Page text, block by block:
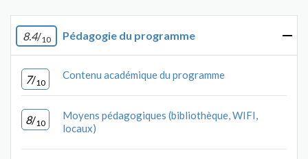
8.4/10 Pédagogie du programme
7/10
Contenu académique du programme
8/10
Moyens pédagogiques (bibliothèque, WIFI,
locaux)